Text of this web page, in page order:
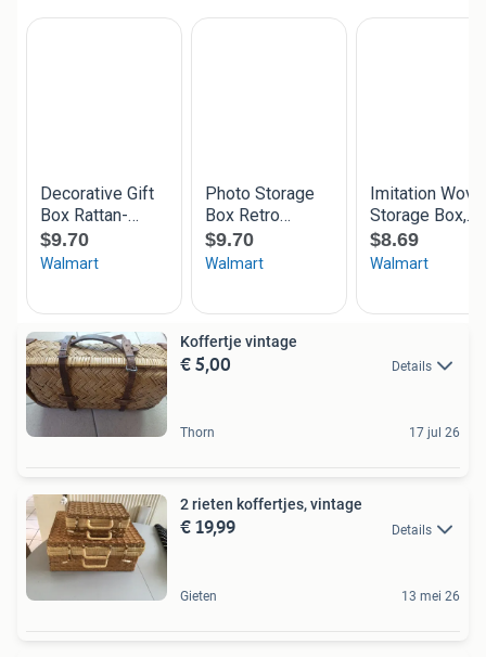
Koffertje vintage
€ 5,00 Details
Thorn 17 jul 26
2 rieten koffertjes, vintage
€ 19,99 Details
Gieten 13 mei 26